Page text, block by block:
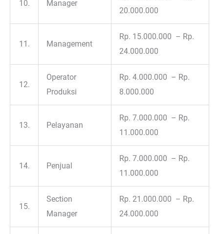
10. Manager
20.000.000
11. Management
Rp. 15.000.000 – Rp.
24.000.000
12.
Operator
Produksi
Rp. 4.000.000 – Rp.
8.000.000
13. Pelayanan
Rp. 7.000.000 – Rp.
11.000.000
14. Penjual
Rp. 7.000.000 – Rp.
11.000.000
15.
Section
Manager
Rp. 21.000.000 – Rp.
24.000.000